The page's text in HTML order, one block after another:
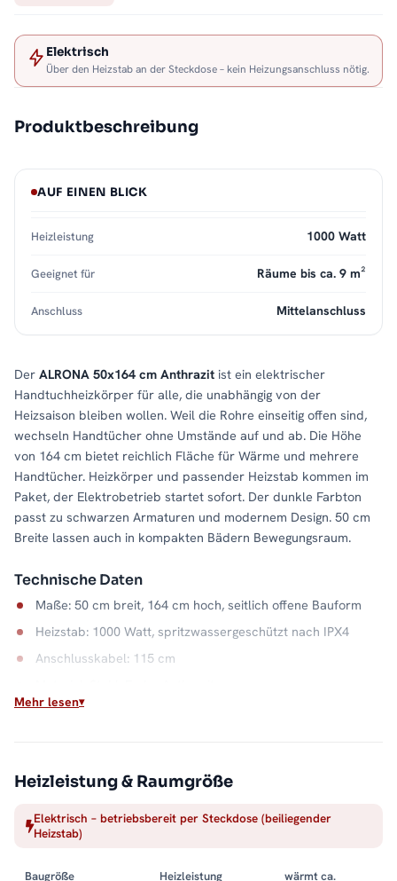
Elektrisch
Über den Heizstab an der Steckdose – kein Heizungsanschluss nötig.
Produktbeschreibung
Der ALRONA 50x164 cm Anthrazit ist ein elektrischer
Handtuchheizkörper für alle, die unabhängig von der
Heizsaison bleiben wollen. Weil die Rohre einseitig offen sind,
wechseln Handtücher ohne Umstände auf und ab. Die Höhe
von 164 cm bietet reichlich Fläche für Wärme und mehrere
Handtücher. Heizkörper und passender Heizstab kommen im
Paket, der Elektrobetrieb startet sofort. Der dunkle Farbton
passt zu schwarzen Armaturen und modernem Design. 50 cm
Breite lassen auch in kompakten Bädern Bewegungsraum.
Technische Daten
Maße: 50 cm breit, 164 cm hoch, seitlich offene Bauform
Heizstab: 1000 Watt, spritzwassergeschützt nach IPX4
Anschlusskabel: 115 cm
Wasserkapazität: 8,0 Liter
Einschalten, aufheizen, Handtuch auflegen: Der elektrische
offene Seite hält dabei jeden Handgriff kurz, und der
Stahlkorpus in Anthrazit bleibt ein ruhiger Blickfang. Alle
AUF EINEN BLICK
Heizleistung 1000 Watt
Geeignet für Räume bis ca. 9 m²
Anschluss Mittelanschluss
Mehr lesen
Heizleistung & Raumgröße
Elektrisch – betriebsbereit per Steckdose (beiliegender
Heizstab)
Baugröße Heizleistung wärmt ca.